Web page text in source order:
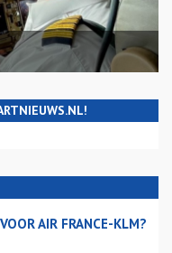
AIR FRANCE-KLM?